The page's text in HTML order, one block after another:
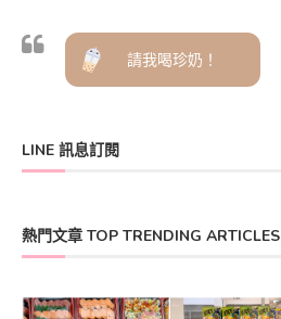
請我喝珍奶！
LINE 訊息訂閱
熱門文章 TOP TRENDING ARTICLES